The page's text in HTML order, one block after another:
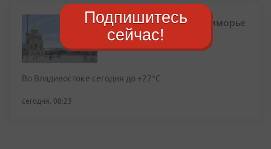
Тепло вернулось в Приморье
Во Владивостоке сегодня до +27°С
сегодня, 08:23
Подпишитесь
сейчас!